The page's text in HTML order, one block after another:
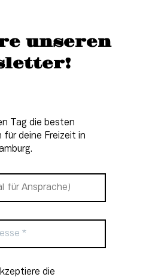
unseren
Tag die besten
für deine Freizeit in